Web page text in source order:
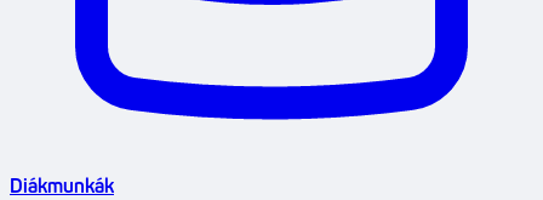
Diákmunkák